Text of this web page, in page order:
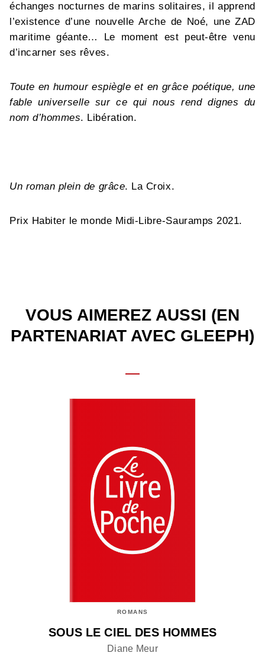
échanges nocturnes de marins solitaires, il apprend
l’existence d’une nouvelle Arche de Noé, une ZAD
maritime géante… Le moment est peut-être venu
d’incarner ses rêves.
Toute en humour espiègle et en grâce poétique, une
fable universelle sur ce qui nous rend dignes du
nom d’hommes. Libération.
Un roman plein de grâce. La Croix.
Prix Habiter le monde Midi-Libre-Sauramps 2021.
VOUS AIMEREZ AUSSI (EN
PARTENARIAT AVEC GLEEPH)
ROMANS
SOUS LE CIEL DES HOMMES
Diane Meur